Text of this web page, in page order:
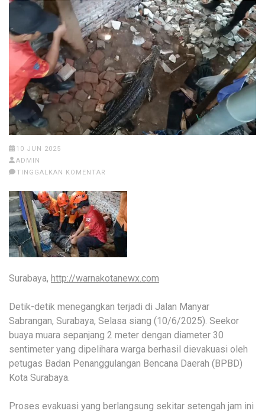
10 JUN 2025
ADMIN
TINGGALKAN KOMENTAR
Surabaya, http://warnakotanewx.com
Detik-detik menegangkan terjadi di Jalan Manyar
Sabrangan, Surabaya, Selasa siang (10/6/2025). Seekor
buaya muara sepanjang 2 meter dengan diameter 30
sentimeter yang dipelihara warga berhasil dievakuasi oleh
petugas Badan Penanggulangan Bencana Daerah (BPBD)
Kota Surabaya.
Proses evakuasi yang berlangsung sekitar setengah jam ini